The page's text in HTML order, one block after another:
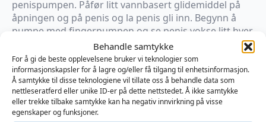
Behandle samtykke
For å gi de beste opplevelsene bruker vi teknologier som
informasjonskapsler for å lagre og/eller få tilgang til enhetsinformasjon.
Å samtykke til disse teknologiene vil tillate oss å behandle data som
nettleseratferd eller unike ID-er på dette nettstedet. Å ikke samtykke
eller trekke tilbake samtykke kan ha negativ innvirkning på visse
egenskaper og funksjoner.
penispumpen. Påfør litt vannbasert glidemiddel på
åpningen og på penis og la penis gli inn. Begynn å
pumpe med fingerpumpen og se penis vokse litt hver
gang. Med utløserknappen for lufttrykk kan du når
som helst utløse vakuumet. Pumpen har en stor
størrelse, noe som gjør den perfekt for mer erfarne
brukere.
På lager